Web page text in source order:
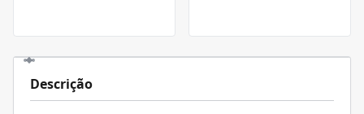
Descrição